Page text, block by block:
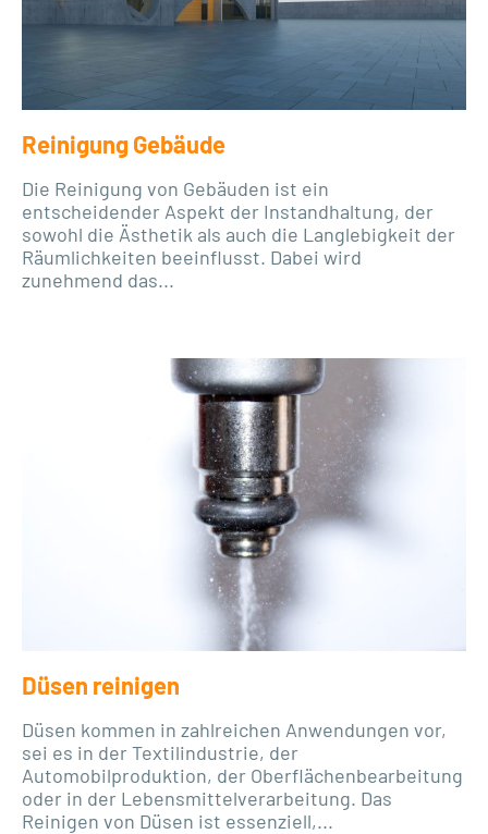
Reinigung Gebäude
Die Reinigung von Gebäuden ist ein
entscheidender Aspekt der Instandhaltung, der
sowohl die Ästhetik als auch die Langlebigkeit der
Räumlichkeiten beeinflusst. Dabei wird
zunehmend das...
Düsen reinigen
Düsen kommen in zahlreichen Anwendungen vor,
sei es in der Textilindustrie, der
Automobilproduktion, der Oberflächenbearbeitung
oder in der Lebensmittelverarbeitung. Das
Reinigen von Düsen ist essenziell,...